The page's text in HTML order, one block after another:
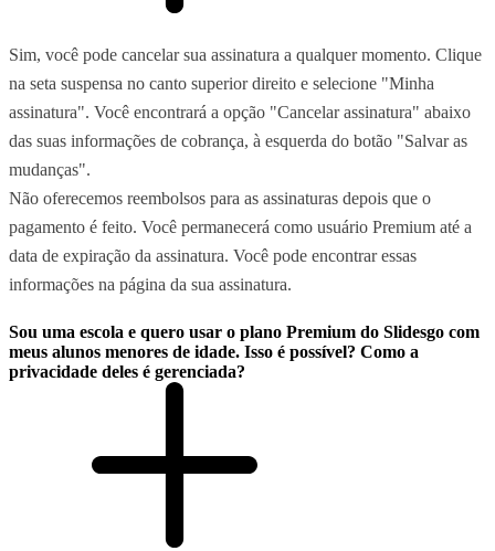
Sim, você pode cancelar sua assinatura a qualquer momento. Clique
na seta suspensa no canto superior direito e selecione "Minha
assinatura". Você encontrará a opção "Cancelar assinatura" abaixo
das suas informações de cobrança, à esquerda do botão "Salvar as
mudanças".
Não oferecemos reembolsos para as assinaturas depois que o
pagamento é feito. Você permanecerá como usuário Premium até a
data de expiração da assinatura. Você pode encontrar essas
informações na página da sua assinatura.
Sou uma escola e quero usar o plano Premium do Slidesgo com
meus alunos menores de idade. Isso é possível? Como a
privacidade deles é gerenciada?